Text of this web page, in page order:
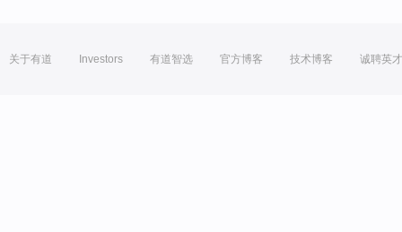
关于有道 Investors 有道智选 官方博客 技术博客 诚聘英才